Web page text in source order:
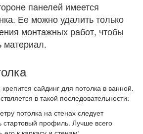
панелей имеется
Ее можно удалить только
монтажных работ, чтобы
материал.
сайдинг для потолка в ванной.
в такой последовательности:
потолка на стенах следует
стартовый профиль. Лучше всего